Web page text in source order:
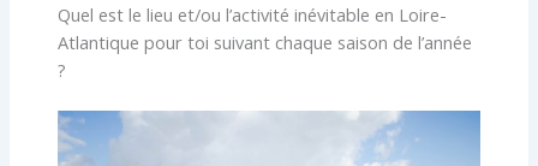
Quel est le lieu et/ou l’activité inévitable en Loire-
Atlantique pour toi suivant chaque saison de l’année
?